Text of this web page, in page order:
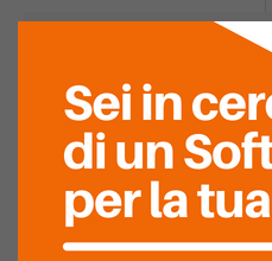
RIASSUNTO PUNTEGGIO
FACILITÀ D'USO